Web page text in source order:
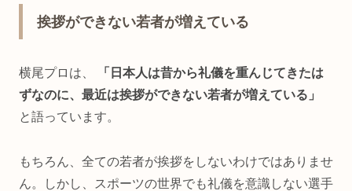
挨拶ができない若者が増えている
横尾プロは、
「日本人は昔から礼儀を重んじてきたは
ずなのに、最近は挨拶ができない若者が増えている」
と語っています。
もちろん、全ての若者が挨拶をしないわけではありませ
ん。しかし、スポーツの世界でも礼儀を意識しない選手